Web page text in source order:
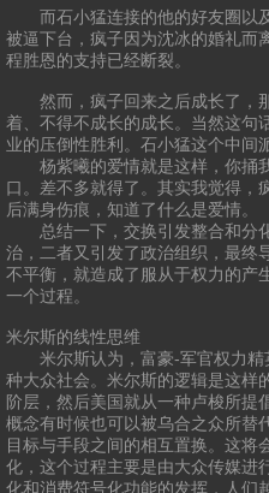
而石小猛连接的他的好友圈以及
被逼下台，疯子因为沈冰的婚礼而
程胜恩的支持已经断裂。
然而，疯子回来之后成长了，那
着、不得不成长的成长。当然这句
业的压倒性胜利。石小猛这个中间
杨紫曦的爱情就是这样，你捅我
口。差不多就得了。其实我觉得，
后满身伤痕，知道了什么是爱情。
总结一下，交换引发整合和分化
治，二者又引发了政治组织，最终
不平衡，就造成了服从于权力的产
一个过程。
米尔斯的线性思维
米尔斯认为，富豪-军官权力精
种大众社会。米尔斯的逻辑是这样
阶层，然后美国就从一种卢梭所提
概念有时候也可以被乌合之众所替
目标与手段之间的相互置换。这将
化，这个过程主要是由大众传媒进
化和消费符号化功能的发挥，人们